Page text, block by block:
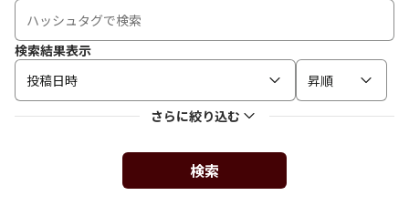
検索結果表示
投稿日時
昇順
さらに絞り込む
検索